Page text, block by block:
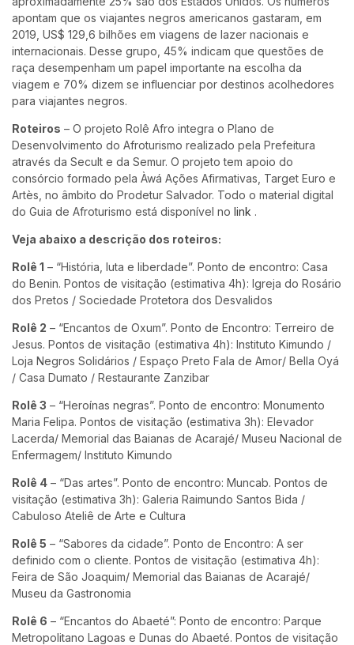
apontam que os viajantes negros americanos gastaram, em
2019, US$ 129,6 bilhões em viagens de lazer nacionais e
internacionais. Desse grupo, 45% indicam que questões de
raça desempenham um papel importante na escolha da
viagem e 70% dizem se influenciar por destinos acolhedores
para viajantes negros.
Roteiros – O projeto Rolê Afro integra o Plano de
Desenvolvimento do Afroturismo realizado pela Prefeitura
através da Secult e da Semur. O projeto tem apoio do
consórcio formado pela Àwá Ações Afirmativas, Target Euro e
Artès, no âmbito do Prodetur Salvador. Todo o material digital
do Guia de Afroturismo está disponível no link .
Veja abaixo a descrição dos roteiros:
Rolê 1 – “História, luta e liberdade”. Ponto de encontro: Casa
do Benin. Pontos de visitação (estimativa 4h): Igreja do Rosário
dos Pretos / Sociedade Protetora dos Desvalidos
Rolê 2 – “Encantos de Oxum”. Ponto de Encontro: Terreiro de
Jesus. Pontos de visitação (estimativa 4h): Instituto Kimundo /
Loja Negros Solidários / Espaço Preto Fala de Amor/ Bella Oyá
/ Casa Dumato / Restaurante Zanzibar
Rolê 3 – “Heroínas negras”. Ponto de encontro: Monumento
Maria Felipa. Pontos de visitação (estimativa 3h): Elevador
Lacerda/ Memorial das Baianas de Acarajé/ Museu Nacional de
Enfermagem/ Instituto Kimundo
Rolê 4 – “Das artes”. Ponto de encontro: Muncab. Pontos de
visitação (estimativa 3h): Galeria Raimundo Santos Bida /
Cabuloso Ateliê de Arte e Cultura
Rolê 5 – “Sabores da cidade”. Ponto de Encontro: A ser
definido com o cliente. Pontos de visitação (estimativa 4h):
Feira de São Joaquim/ Memorial das Baianas de Acarajé/
Museu da Gastronomia
Rolê 6 – “Encantos do Abaeté”: Ponto de encontro: Parque
Metropolitano Lagoas e Dunas do Abaeté. Pontos de visitação